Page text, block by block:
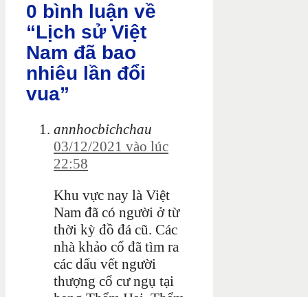
0 bình luận về
“Lịch sử Việt
Nam đã bao
nhiêu lần đổi
vua”
annhocbichchau
03/12/2021 vào lúc
22:58
Khu vực nay là Việt
Nam đã có người ở từ
thời kỳ đồ đá cũ. Các
nhà khảo cổ đã tìm ra
các dấu vết người
thượng cổ cư ngụ tại